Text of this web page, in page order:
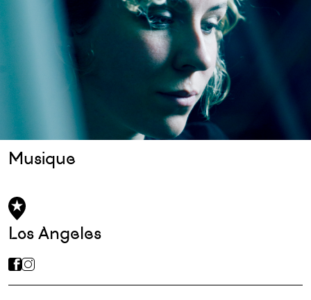
Musique
Los Angeles